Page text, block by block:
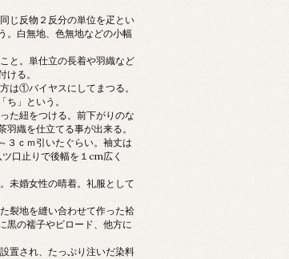
じ反物２反分の単位を疋とい
。白無地、色無地などの小幅
と。単仕立の長着や羽織など
る。
は①バイヤスにしてまつる。
」という。
た紐をつける。前下がりのな
織を仕立てる事が出来る。
３ｃｍ引いたぐらい。袖丈は
口止りで後幅を１cm広く
未婚女性の晴着。礼服として
裂地を縫い合わせて作った袷
黒の襦子やビロード、他方に
置され、たっぷり注いだ染料